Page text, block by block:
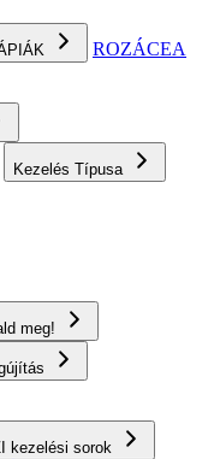
ROZÁCEA
Kezelés Típusa
meg!
kezelési sorok